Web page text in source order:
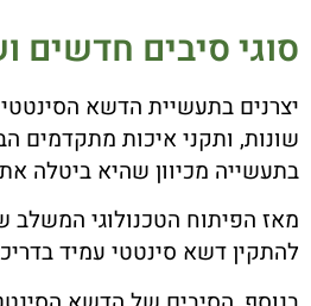
סוגי סיבים חדשים
יצרנים בתעשיית הדשא
שונות, ותקני איכות מתקדמים
בתעשייה מכיוון שהיא ביטלה
מאז הפיתוח הטכנולוגי המשלב
להתקין דשא סינטטי עמיד